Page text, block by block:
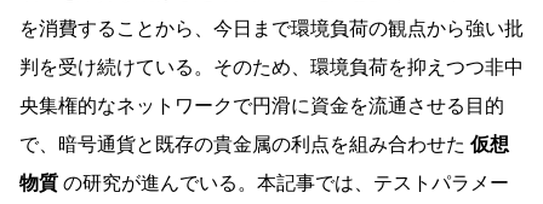
を消費することから、今日まで環境負荷の観点から強い批
判を受け続けている。そのため、環境負荷を抑えつつ非中
央集権的なネットワークで円滑に資金を流通させる目的
で、暗号通貨と既存の貴金属の利点を組み合わせた 仮想
物質 の研究が進んでいる。本記事では、テストパラメー